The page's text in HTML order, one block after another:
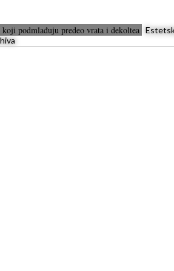
podmlađuju predeo vrata i dekoltea